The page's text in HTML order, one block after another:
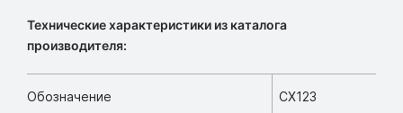
Технические характеристики из каталога
производителя:
Обозначение CX123